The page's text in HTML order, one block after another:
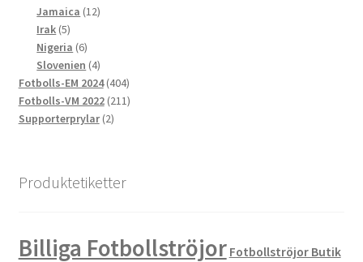
produkter
Jamaica 1212
Irak 55
produkter
Nigeria 66
produkter
Slovenien 44
produkter
Fotbolls-EM 2024 404404
produkter
Fotbolls-VM 2022 211211
Supporterprylar 22
Produktetiketter
Billiga Fotbollströjor Fotbollströjor Butik